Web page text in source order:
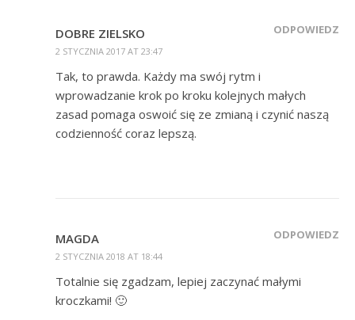
DOBRE ZIELSKO
2 STYCZNIA 2017 AT 23:47
ODPOWIEDZ
Tak, to prawda. Każdy ma swój rytm i
wprowadzanie krok po kroku kolejnych małych
zasad pomaga oswoić się ze zmianą i czynić naszą
codzienność coraz lepszą.
MAGDA
2 STYCZNIA 2018 AT 18:44
ODPOWIEDZ
Totalnie się zgadzam, lepiej zaczynać małymi
kroczkami! 🙂